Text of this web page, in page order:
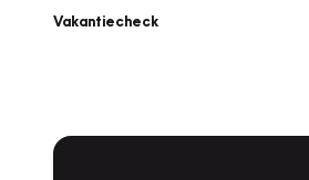
Vakantiecheck